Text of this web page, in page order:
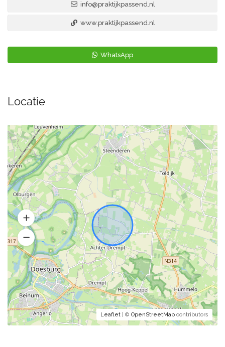
info@praktijkpassend.nl
www.praktijkpassend.nl
WhatsApp
Locatie
Leaflet | © OpenStreetMap contributors